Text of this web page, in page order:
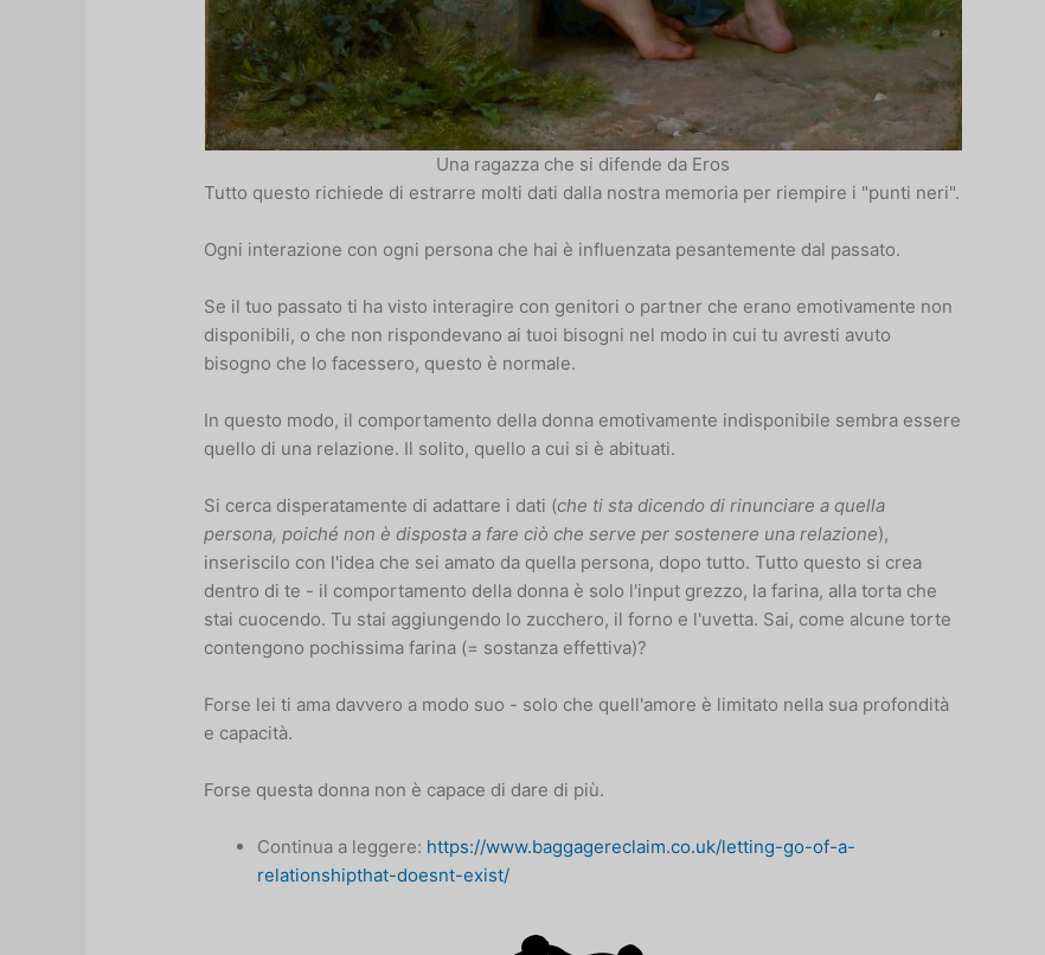
Una ragazza che si difende da Eros
Tutto questo richiede di estrarre molti dati dalla nostra memoria per riempire i "punti neri".
Ogni interazione con ogni persona che hai è influenzata pesantemente dal passato.
Se il tuo passato ti ha visto interagire con genitori o partner che erano emotivamente non
disponibili, o che non rispondevano ai tuoi bisogni nel modo in cui tu avresti avuto
bisogno che lo facessero, questo è normale.
In questo modo, il comportamento della donna emotivamente indisponibile sembra essere
quello di una relazione. Il solito, quello a cui si è abituati.
Si cerca disperatamente di adattare i dati (che ti sta dicendo di rinunciare a quella
persona, poiché non è disposta a fare ciò che serve per sostenere una relazione),
inseriscilo con l'idea che sei amato da quella persona, dopo tutto. Tutto questo si crea
dentro di te - il comportamento della donna è solo l'input grezzo, la farina, alla torta che
stai cuocendo. Tu stai aggiungendo lo zucchero, il forno e l'uvetta. Sai, come alcune torte
contengono pochissima farina (= sostanza effettiva)?
Forse lei ti ama davvero a modo suo - solo che quell'amore è limitato nella sua profondità
e capacità.
Forse questa donna non è capace di dare di più.
Continua a leggere: https://www.baggagereclaim.co.uk/letting-go-of-a-
relationshipthat-doesnt-exist/